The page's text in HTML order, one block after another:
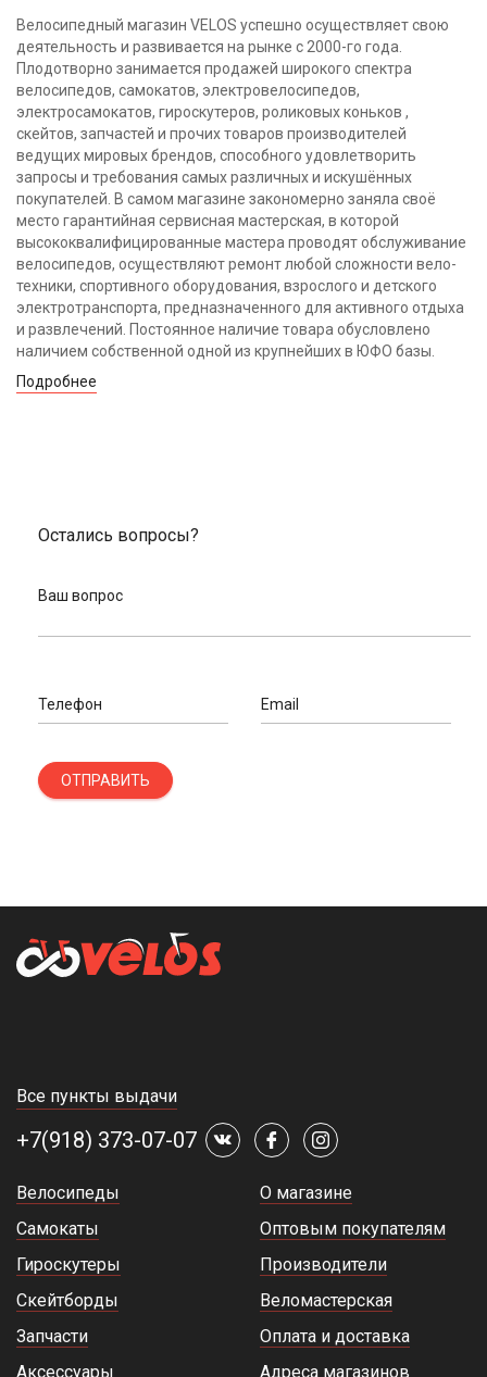
Велосипедный магазин VELOS успешно осуществляет свою
деятельность и развивается на рынке с 2000-го года.
Плодотворно занимается продажей широкого спектра
велосипедов, самокатов, электровелосипедов,
электросамокатов, гироскутеров, роликовых коньков ,
скейтов, запчастей и прочих товаров производителей
ведущих мировых брендов, способного удовлетворить
запросы и требования самых различных и искушённых
покупателей. В самом магазине закономерно заняла своё
место гарантийная сервисная мастерская, в которой
высококвалифицированные мастера проводят обслуживание
велосипедов, осуществляют ремонт любой сложности вело-
техники, спортивного оборудования, взрослого и детского
электротранспорта, предназначенного для активного отдыха
и развлечений. Постоянное наличие товара обусловлено
наличием собственной одной из крупнейших в ЮФО базы.
Подробнее
Остались вопросы?
Ваш вопрос
Телефон Email
ОТПРАВИТЬ
Все пункты выдачи
+7(918) 373-07-07
Велосипеды
Самокаты
Гироскутеры
Скейтборды
Запчасти
Аксессуары
О магазине
Оптовым покупателям
Производители
Веломастерская
Оплата и доставка
Адреса магазинов